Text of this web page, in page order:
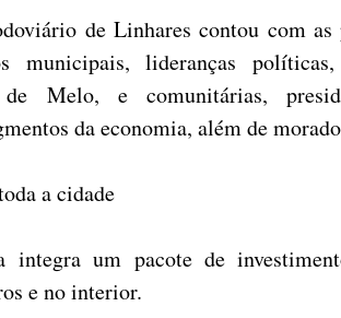
de Linhares contou com as
municipais, lideranças
Melo, e comunitárias,
da economia, além de
a cidade
integra um pacote de
e no interior.